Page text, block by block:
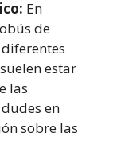
En
de
estar
las
en
sobre las